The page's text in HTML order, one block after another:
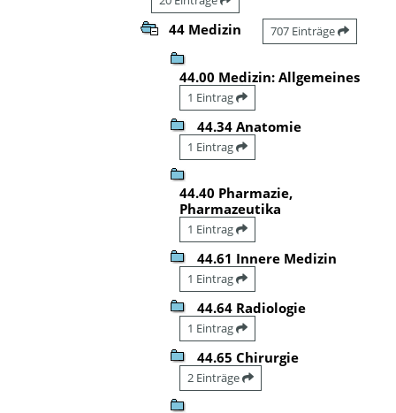
44 Medizin 707 Einträge
44.00 Medizin: Allgemeines
1 Eintrag
44.34 Anatomie
1 Eintrag
44.40 Pharmazie,
Pharmazeutika
1 Eintrag
44.61 Innere Medizin
1 Eintrag
44.64 Radiologie
1 Eintrag
44.65 Chirurgie
2 Einträge